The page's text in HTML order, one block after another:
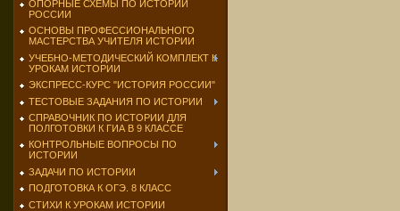
ОПОРНЫЕ СХЕМЫ ПО ИСТОРИИ
РОССИИ
ОСНОВЫ ПРОФЕССИОНАЛЬНОГО
МАСТЕРСТВА УЧИТЕЛЯ ИСТОРИИ
УЧЕБНО-МЕТОДИЧЕСКИЙ КОМПЛЕКТ К
УРОКАМ ИСТОРИИ
ЭКСПРЕСС-КУРС "ИСТОРИЯ РОССИИ"
ТЕСТОВЫЕ ЗАДАНИЯ ПО ИСТОРИИ
СПРАВОЧНИК ПО ИСТОРИИ ДЛЯ
ПОЛГОТОВКИ К ГИА В 9 КЛАССЕ
КОНТРОЛЬНЫЕ ВОПРОСЫ ПО
ИСТОРИИ
ЗАДАЧИ ПО ИСТОРИИ
ПОДГОТОВКА К ОГЭ. 8 КЛАСС
СТИХИ К УРОКАМ ИСТОРИИ